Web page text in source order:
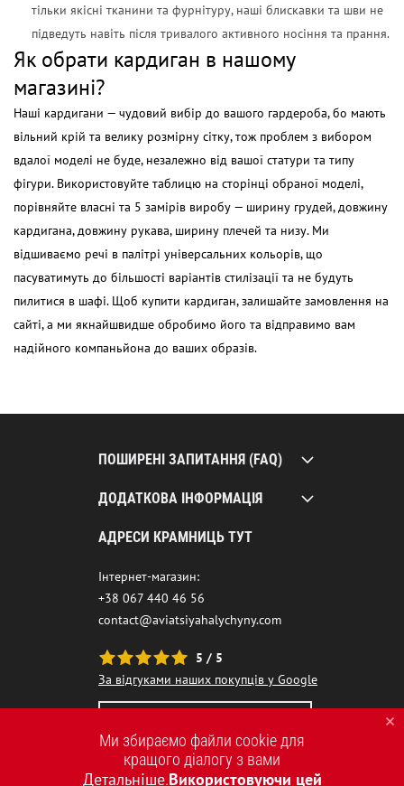
тільки якісні тканини та фурнітуру, наші блискавки та шви не
підведуть навіть після тривалого активного носіння та прання.
Як обрати кардиган в нашому
магазині?
Наші кардигани — чудовий вибір до вашого гардероба, бо мають
вільний крій та велику розмірну сітку, тож проблем з вибором
вдалої моделі не буде, незалежно від вашої статури та типу
фігури. Використовуйте таблицю на сторінці обраної моделі,
порівняйте власні та 5 замірів виробу — ширину грудей, довжину
кардигана, довжину рукава, ширину плечей та низу. Ми
відшиваємо речі в палітрі універсальних кольорів, що
пасуватимуть до більшості варіантів стилізації та не будуть
пилитися в шафі. Щоб купити кардиган,залишайте замовлення на
сайті, а ми якнайшвидше обробимо його та відправимо вам
надійного компаньйона до ваших образів.
ПОШИРЕНІ ЗАПИТАННЯ (FAQ)
ДОДАТКОВА ІНФОРМАЦІЯ
АДРЕСИ КРАМНИЦЬ ТУТ
Інтернет-магазин:
+38 067 440 46 56
contact@aviatsiyahalychyny.com
5 / 5
За відгуками наших покупців у Google
Ми збираємо файли cookie для
кращого діалогу з вами
Детальніше.Використовуючи цей